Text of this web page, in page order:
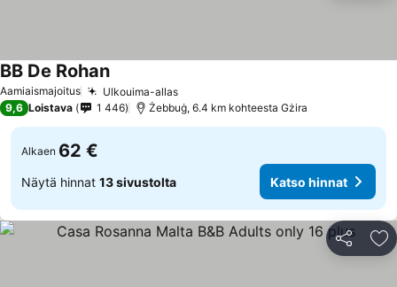
Aamiaismajoitus Ulkouima-allas
BB De Rohan
9,6 Loistava 1 446 Żebbuġ, 6.4 km kohteesta Gżira
Alkaen 62 €
Näytä hinnat 13 sivustolta Katso hinnat
Jaa